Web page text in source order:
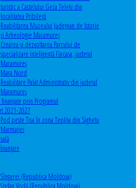
turistic a Castelului Geza Teleki din
localitatea Pribilești
Reabilitarea Muzeului Județean de Istorie
și Arheologie Maramureș
Crearea și dezvoltarea Parcului de
specializare inteligentă Fărcașa, județul
Maramureș
Mara Nord
Reabilitare Palat Administrativ din județul
Maramureș
prin Programul
2021-2027
Pod peste Tisa în zona Teplița din Sighetu
Marmației
(Republica Moldova)
Vodă (Republica Moldova)